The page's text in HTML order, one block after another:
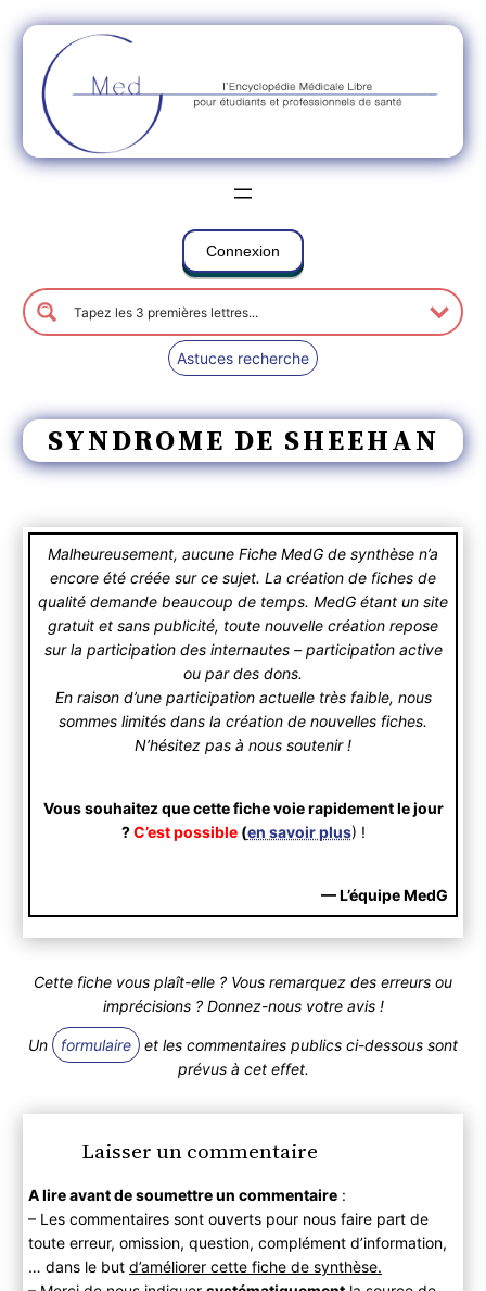
Connexion
Astuces recherche
SYNDROME DE SHEEHAN
Malheureusement, aucune Fiche MedG de synthèse n’a
encore été créée sur ce sujet. La création de fiches de
qualité demande beaucoup de temps. MedG étant un site
gratuit et sans publicité, toute nouvelle création repose
sur la participation des internautes – participation active
ou par des dons.
En raison d’une participation actuelle très faible, nous
sommes limités dans la création de nouvelles fiches.
N’hésitez pas à nous soutenir !
Vous souhaitez que cette fiche voie rapidement le jour
?C’est possible(en savoir plus) !
— L’équipe MedG
Cette fiche vous plaît-elle ? Vous remarquez des erreurs ou
imprécisions ? Donnez-nous votre avis !
Un formulaire
et les commentaires publics ci-dessous sont
prévus à cet effet.
Laisser un commentaire
A lire avant de soumettre un commentaire:
– Les commentaires sont ouverts pour nous faire part de
toute erreur, omission, question, complément d’information,
… dans le but d’améliorer cette fiche de synthèse.